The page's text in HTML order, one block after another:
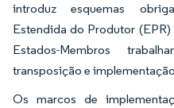
introduz esquemas
Estendida do Produtor
Estados-Membros
transposição e
Os marcos de